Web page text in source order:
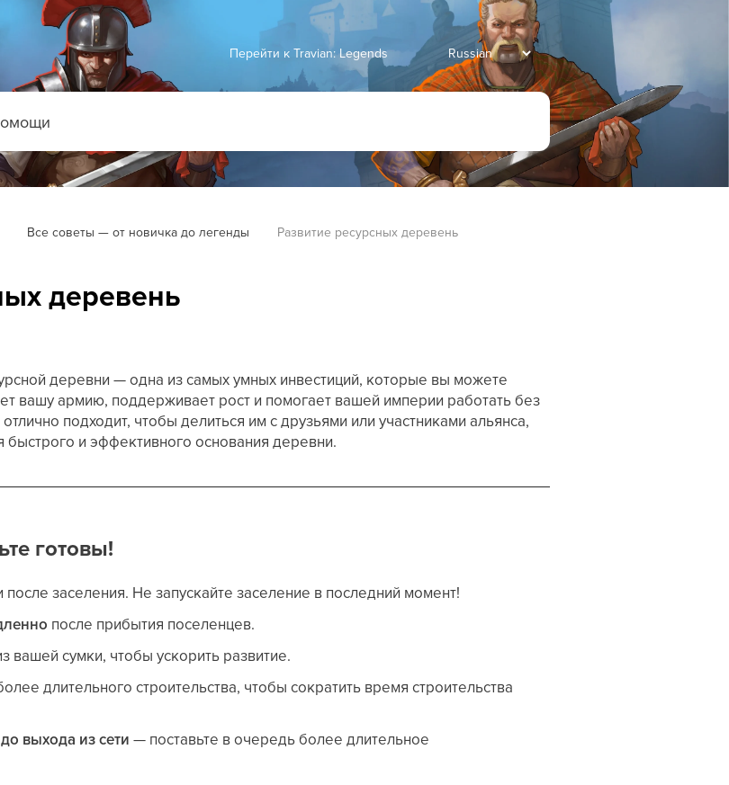
Перейти к Travian: Legends
Все советы — от новичка до легенды Развитие ресурсных деревень
деревень
деревни — одна из самых умных инвестиций, которые вы можете
вашу армию, поддерживает рост и помогает вашей империи работать без
подходит, чтобы делиться им с друзьями или участниками альянса,
и эффективного основания деревни.
готовы!
после заселения. Не запускайте заселение в последний момент!
после прибытия поселенцев.
вашей сумки, чтобы ускорить развитие.
длительного строительства, чтобы сократить время строительства
выхода из сети — поставьте в очередь более длительное